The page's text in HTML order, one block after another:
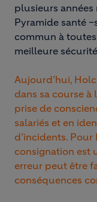
plusieurs années
Pyramide santé
commun à
meilleure
Aujourd’hui,
dans sa course à
prise de
salariés et en
d’incidents.
consignation est
erreur peut être
conséquences